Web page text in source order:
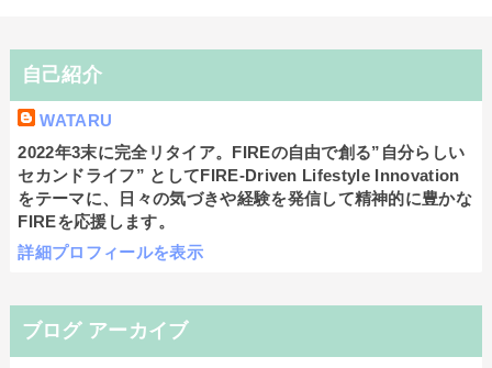
自己紹介
WATARU
2022年3末に完全リタイア。FIREの自由で創る”自分らしい
セカンドライフ” としてFIRE-Driven Lifestyle Innovation
をテーマに、日々の気づきや経験を発信して精神的に豊かな
FIREを応援します。
詳細プロフィールを表示
ブログ アーカイブ